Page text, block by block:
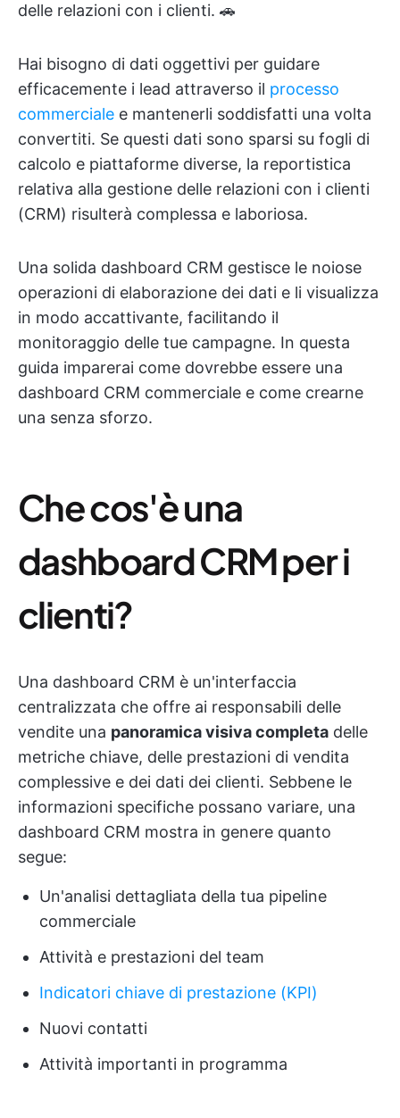
delle relazioni con i clienti. 🚗
Hai bisogno di dati oggettivi per guidare
efficacemente i lead attraverso il processo
commerciale e mantenerli soddisfatti una volta
convertiti. Se questi dati sono sparsi su fogli di
calcolo e piattaforme diverse, la reportistica
relativa alla gestione delle relazioni con i clienti
(CRM) risulterà complessa e laboriosa.
Una solida dashboard CRM gestisce le noiose
operazioni di elaborazione dei dati e li visualizza
in modo accattivante, facilitando il
monitoraggio delle tue campagne. In questa
guida imparerai come dovrebbe essere una
dashboard CRM commerciale e come crearne
una senza sforzo.
Che cos'è una
dashboard CRM per i
clienti?
Una dashboard CRM è un'interfaccia
centralizzata che offre ai responsabili delle
vendite una panoramica visiva completa delle
metriche chiave, delle prestazioni di vendita
complessive e dei dati dei clienti. Sebbene le
informazioni specifiche possano variare, una
dashboard CRM mostra in genere quanto
segue:
Un'analisi dettagliata della tua pipeline
commerciale
Attività e prestazioni del team
Indicatori chiave di prestazione (KPI)
Nuovi contatti
Attività importanti in programma